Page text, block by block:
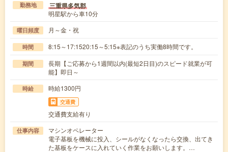
勤務地 三重県多気郡
明星駅から車10分
曜日頻度 月～金・祝
時間 8:15～17:1520:15～5:15※表記のうち実働8時間です。
期間
長期【ご応募から1週間以内(最短2日目)のスピード就業が可
能】即日～
時給 時給1300円
交通費
交通費支給有り
仕事内容
マシンオペレーター
電子基板を機械に投入、シールがなくなったら交換、出てき
た基板をケースに入れていく作業をお願いします。…